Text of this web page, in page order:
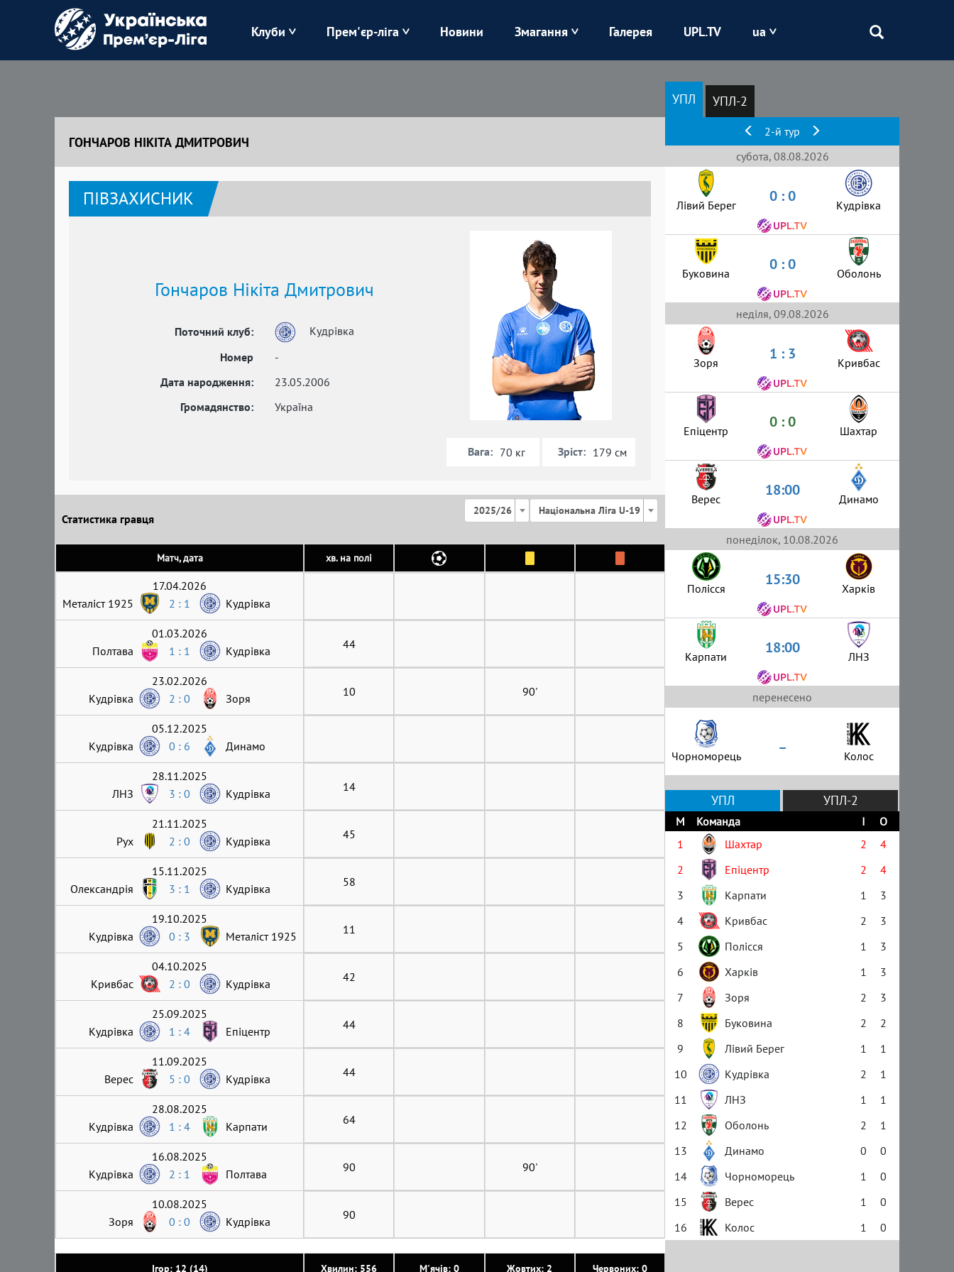
Клуби
Зоря Карпати Колос Кривбас
Оболонь
Полісся
Прем'єр-ліга Новини Змагання Галерея UPL.TV ua
ГОНЧАРОВ НІКІТА ДМИТРОВИЧ
ПІВЗАХИСНИК
Гончаров Нікіта Дмитрович
Поточний клуб:
Кудрівка
Номер
-
Дата народження:
23.05.2006
Громадянство:
Україна
Вага: 70 кг Зріст: 179 см
Статистика гравця
2025/26 Національна Ліга U-19
Матч, дата хв. на полі
Ігор: 12 (14) Хвилин: 556 М'ячів: 0 Жовтих: 2 Червоних: 0
17.04.2026
Металіст 1925
2 : 1 Кудрівка
01.03.2026
Полтава
1 : 1 Кудрівка 44
23.02.2026
Кудрівка
2 : 0 Зоря 10 90'
05.12.2025
Кудрівка
0 : 6 Динамо
28.11.2025
ЛНЗ
3 : 0 Кудрівка 14
21.11.2025
Рух
2 : 0 Кудрівка 45
15.11.2025
Олександрія
3 : 1 Кудрівка 58
19.10.2025
Кудрівка
0 : 3 Металіст 1925 11
04.10.2025
Кривбас
2 : 0 Кудрівка 42
25.09.2025
Кудрівка
1 : 4 Епіцентр 44
11.09.2025
Верес
5 : 0 Кудрівка 44
28.08.2025
Кудрівка
1 : 4 Карпати 64
16.08.2025
Кудрівка
2 : 1 Полтава 90 90'
10.08.2025
Зоря
0 : 0 Кудрівка 90
УПЛ УПЛ-2
2-й тур
субота, 08.08.2026
Лівий Берег 0 : 0 Кудрівка
Буковина 0 : 0 Оболонь
неділя, 09.08.2026
Зоря 1 : 3 Кривбас
Епіцентр 0 : 0 Шахтар
Верес 18:00 Динамо
понеділок, 10.08.2026
Полісся 15:30 Харків
Карпати 18:00 ЛНЗ
перенесено
Чорноморець – Колос
УПЛ УПЛ-2
М Команда І
О
1
Шахтар 2
4
2
Епіцентр 2
4
3
Карпати 1
3
4
Кривбас 2
3
5
Полісся 1
3
6
Харків 1
3
7
Зоря 2
3
8
Буковина 2
2
9
Лівий Берег 1
1
10
Кудрівка 2
1
11
ЛНЗ 1
1
12
Оболонь 2
1
13
Динамо 0
0
14
Чорноморець 1
0
15
Верес 1
0
16
Колос 1 0